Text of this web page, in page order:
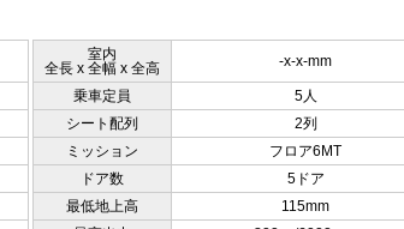
室内
全長 x 全幅 x 全高
-x-x-mm
乗車定員
5人
シート配列
2列
ミッション
フロア6MT
ドア数
5ドア
最低地上高
115mm